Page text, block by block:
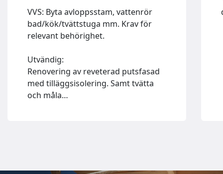
VVS: Byta avloppsstam, vattenrör
bad/kök/tvättstuga mm. Krav för
relevant behörighet.
Utvändig:
Renovering av reveterad putsfasad
med tilläggsisolering. Samt tvätta
och måla…